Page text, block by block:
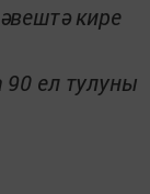
кире
90 ел тулуны